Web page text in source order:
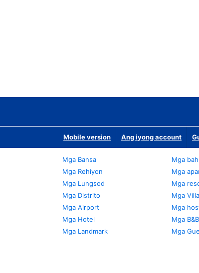
Mobile version Ang iyong account
Mga Bansa
Mga Rehiyon
Mga Lungsod
Mga Distrito
Mga Airport
Mga Hotel
Mga Landmark
Mga
Mga
Mga
Mga Villa
Mga
Mga B&B
Mga